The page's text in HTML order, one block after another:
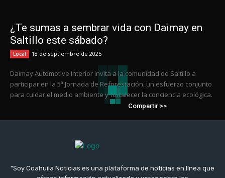
¿Te sumas a sembrar vida con Daimay en
Saltillo este sábado?
Local 18 de septiembre de 2025
Daimay Automotive Interior invita a la comunidad de Saltillo a
participar en la 5ª Jornada de Reforestación, un esfuerzo conjunto
para cuidar el medio ambiente y fortalecer la conciencia ecológica.
Compartir >>
"Soy Coahuila Noticias es una plataforma de noticias en línea que